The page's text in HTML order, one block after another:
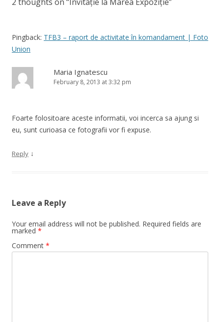
Pingback: TFB3 – raport de activitate în komandament | Foto
Union
Maria Ignatescu
February 8, 2013 at 3:32 pm
Foarte folositoare aceste informatii, voi incerca sa ajung si
eu, sunt curioasa ce fotografii vor fi expuse.
Reply ↓
Leave a Reply
Your email address will not be published. Required fields are
marked *
Comment *